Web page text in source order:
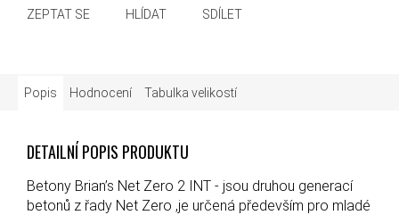
ZEPTAT SE HLÍDAT SDÍLET
Popis Hodnocení Tabulka velikostí
DETAILNÍ POPIS PRODUKTU
Betony Brian’s Net Zero 2 INT - jsou druhou generací
betonů z řady Net Zero ,je určená především pro mladé